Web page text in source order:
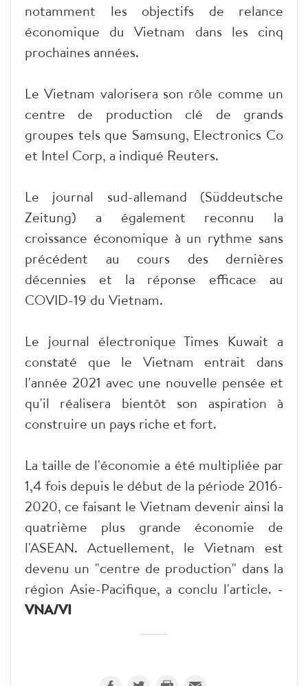
notamment les objectifs de relance
économique du Vietnam dans les cinq
prochaines années.
Le Vietnam valorisera son rôle comme un
centre de production clé de grands
groupes tels que Samsung, Electronics Co
et Intel Corp, a indiqué Reuters.
Le journal sud-allemand (Süddeutsche
Zeitung) a également reconnu la
croissance économique à un rythme sans
précédent au cours des dernières
décennies et la réponse efficace au
COVID-19 du Vietnam.
Le journal électronique Times Kuwait a
constaté que le Vietnam entrait dans
l'année 2021 avec une nouvelle pensée et
qu'il réalisera bientôt son aspiration à
construire un pays riche et fort.
La taille de l'économie a été multipliée par
1,4 fois depuis le début de la période 2016-
2020, ce faisant le Vietnam devenir ainsi la
quatrième plus grande économie de
l'ASEAN. Actuellement, le Vietnam est
devenu un "centre de production" dans la
région Asie-Pacifique, a conclu l'article. -
VNA/VI